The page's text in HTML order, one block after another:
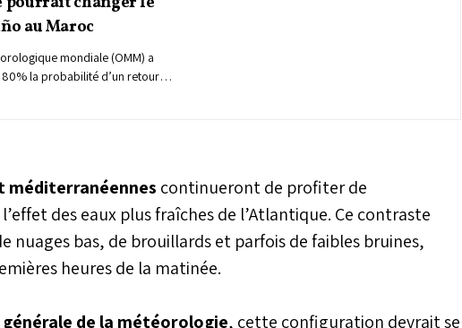
au Maroc
mondiale (OMM) a
la probabilité d’un retour
restent particulièrement
méditerranéennes continueront de profiter de
des eaux plus fraîches de l’Atlantique. Ce contraste
nuages bas, de brouillards et parfois de faibles bruines,
heures de la matinée.
de la météorologie, cette configuration devrait se